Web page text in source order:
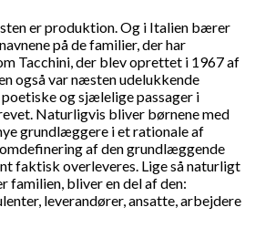
er produktion. Og i Italien bærer
på de familier, der har
Tacchini, der blev oprettet i 1967 af
også var næsten udelukkende
og sjælelige passager i
Naturligvis bliver børnene med
grundlæggere i et rationale af
af den grundlæggende
faktisk overleveres. Lige så naturligt
familien, bliver en del af den:
leverandører, ansatte, arbejdere